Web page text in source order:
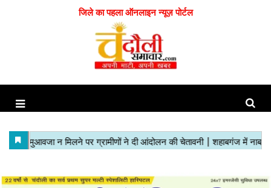
जिले का पहला ऑनलाइन न्यूज़ पोर्टल